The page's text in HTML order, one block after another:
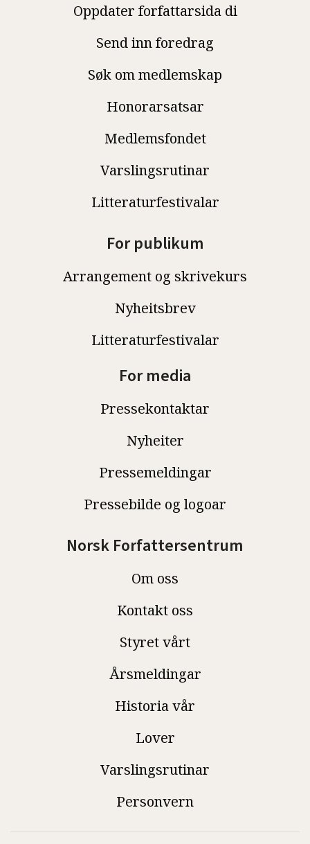
Oppdater forfattarsida di
Send inn foredrag
Søk om medlemskap
Honorarsatsar
Medlemsfondet
Varslingsrutinar
Litteraturfestivalar
For publikum
Arrangement og skrivekurs
Nyheitsbrev
Litteraturfestivalar
For media
Pressekontaktar
Nyheiter
Pressemeldingar
Pressebilde og logoar
Norsk Forfattersentrum
Om oss
Kontakt oss
Styret vårt
Årsmeldingar
Historia vår
Lover
Varslingsrutinar
Personvern